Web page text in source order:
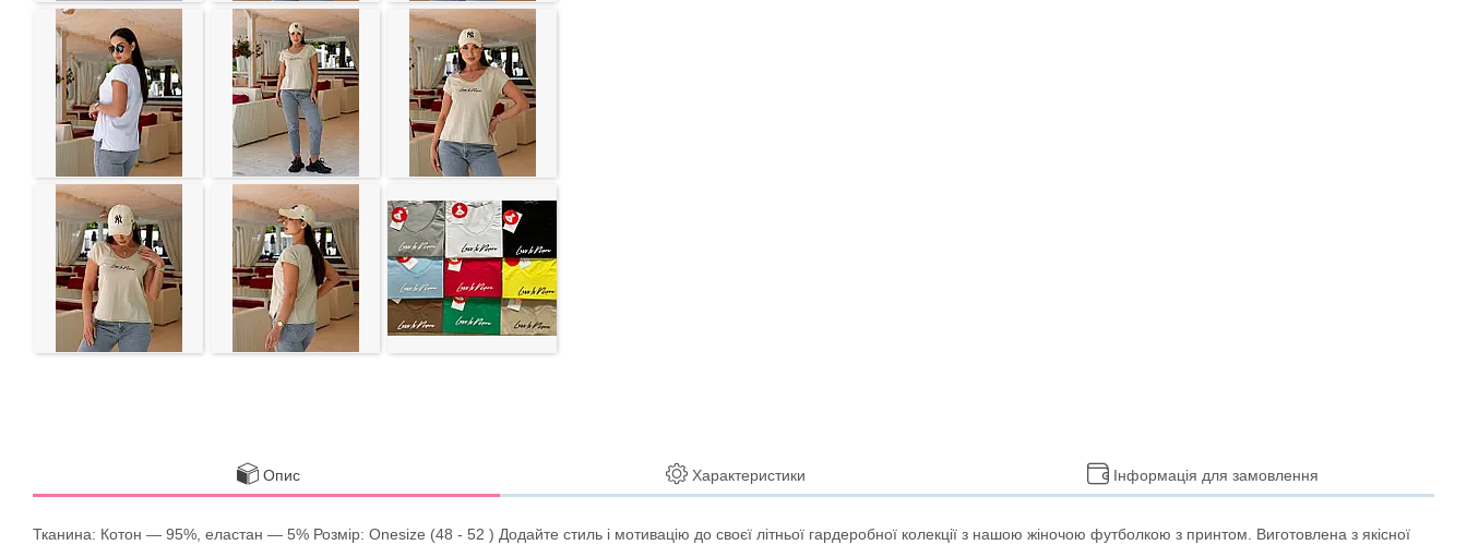
Опис Характеристики Інформація для замовлення
Тканина: Котон — 95%, еластан — 5% Розмір: Onesize (48 - 52 ) Додайте стиль і мотивацію до своєї літньої гардеробної колекції з нашою жіночою футболкою з принтом. Виготовлена з якісної